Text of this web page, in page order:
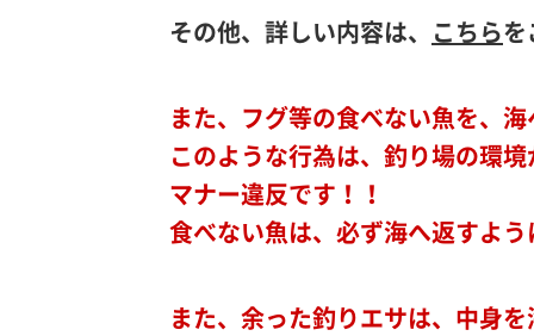
その他、詳しい内容は、 こちらを
また、フグ等の食べない魚を、
このような行為は、釣り場の環
マナー違反です！！
食べない魚は、必ず海へ返すよう
また、余った釣りエサは、中身